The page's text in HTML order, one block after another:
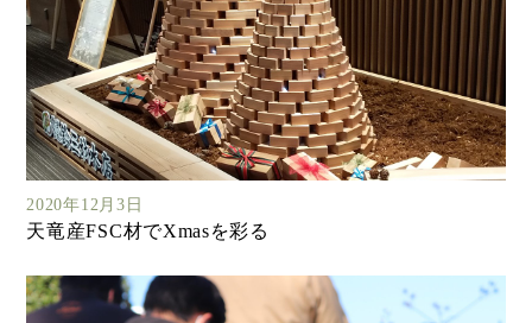
2020年12月3日
天竜産FSC材でXmasを彩る